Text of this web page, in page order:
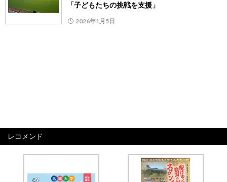
「子どもたちの挑戦を支援」
2026年1月5日
レコメンド